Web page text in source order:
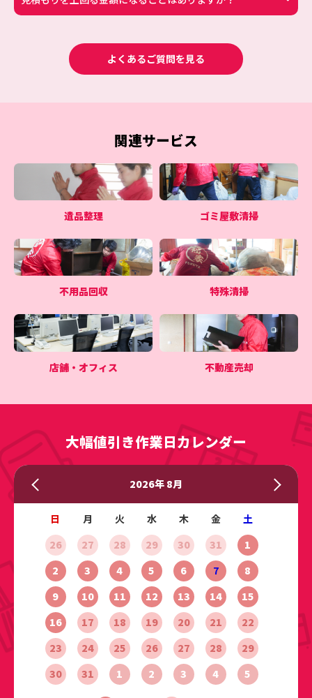
よくあるご質問を見る
関連サービス
遺品整理 ゴミ屋敷清掃
不用品回収 特殊清掃
店舗・オフィス 不動産売却
大幅値引き作業日カレンダー
2026年 8月
日 月 火 水 木 金
土
26
27 28 29 30 31
1
2
3 4 5 6 7
8
9
10 11 12 13 14
15
16
17 18 19 20 21
22
23
24 25 26 27 28
29
30
31 1 2 3 4 5